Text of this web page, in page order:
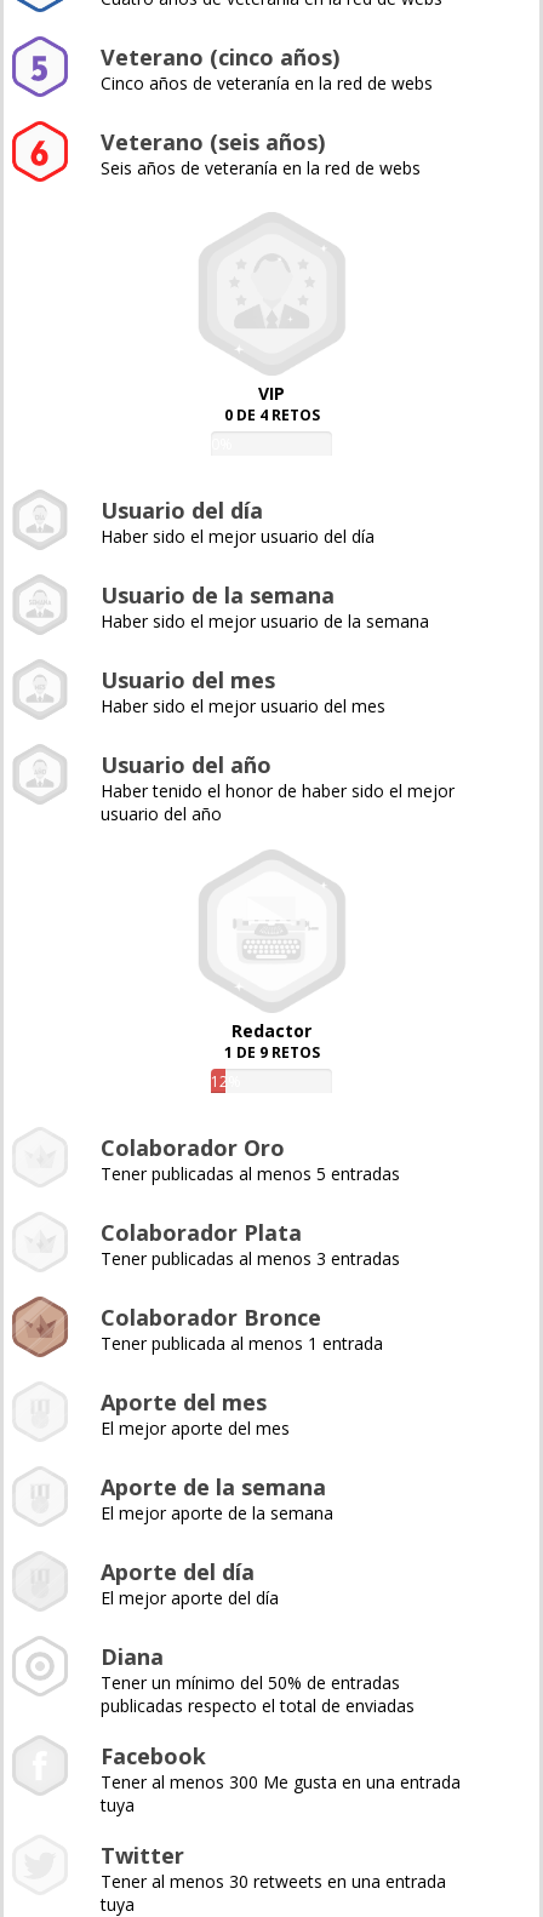
Veterano (cinco años)
Cinco años de veteranía en la red de webs
Veterano (seis años)
Seis años de veteranía en la red de webs
VIP
0 DE 4 RETOS
Usuario del día
Haber sido el mejor usuario del día
Usuario de la semana
Haber sido el mejor usuario de la semana
Usuario del mes
Haber sido el mejor usuario del mes
Usuario del año
Haber tenido el honor de haber sido el mejor
usuario del año
Redactor
1 DE 9 RETOS
12%
Colaborador Oro
Tener publicadas al menos 5 entradas
Colaborador Plata
Tener publicadas al menos 3 entradas
Colaborador Bronce
Tener publicada al menos 1 entrada
Aporte del mes
El mejor aporte del mes
Aporte de la semana
El mejor aporte de la semana
Aporte del día
El mejor aporte del día
Diana
Tener un mínimo del 50% de entradas
publicadas respecto el total de enviadas
Facebook
Tener al menos 300 Me gusta en una entrada
tuya
Twitter
Tener al menos 30 retweets en una entrada
tuya